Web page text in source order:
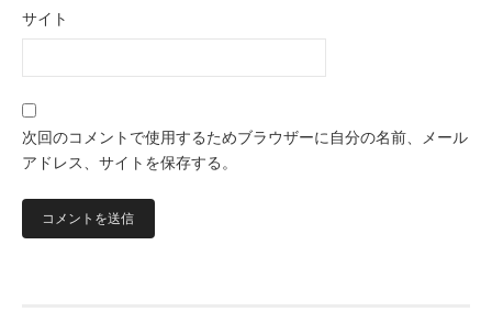
サイト
次回のコメントで使用するためブラウザーに自分の名前、メール
アドレス、サイトを保存する。